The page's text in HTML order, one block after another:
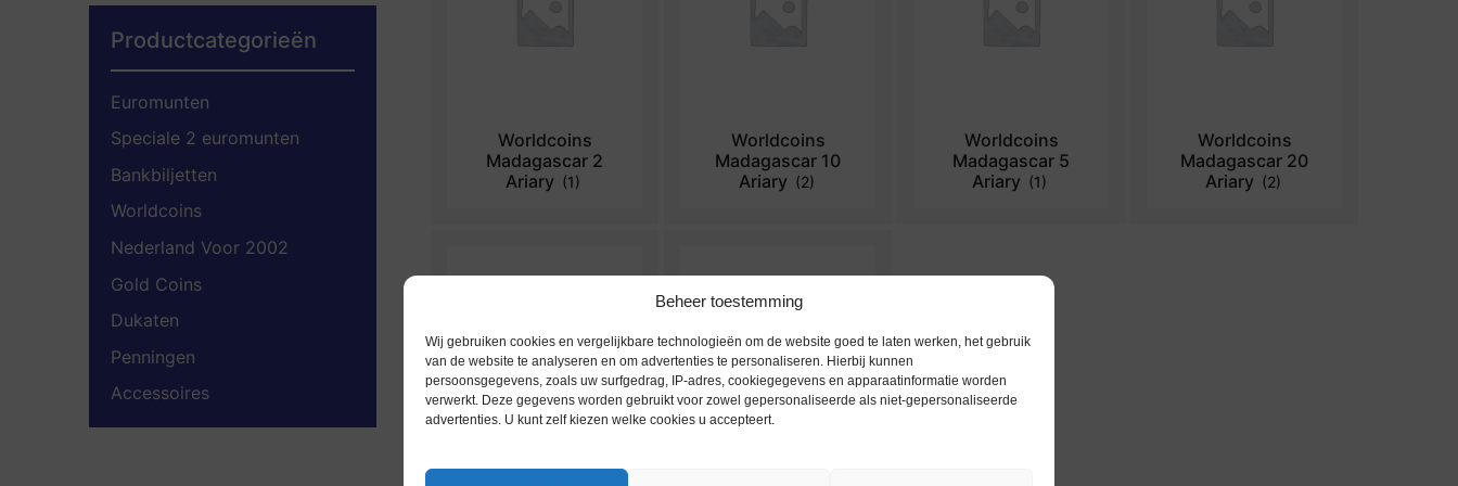
Beheer toestemming
Wij gebruiken cookies en vergelijkbare technologieën om de website goed te laten werken, het gebruik
van de website te analyseren en om advertenties te personaliseren. Hierbij kunnen
persoonsgegevens, zoals uw surfgedrag, IP-adres, cookiegegevens en apparaatinformatie worden
verwerkt. Deze gegevens worden gebruikt voor zowel gepersonaliseerde als niet-gepersonaliseerde
advertenties. U kunt zelf kiezen welke cookies u accepteert.
Worldcoins
Madagascar 2
Ariary (1)
Worldcoins
Madagascar 10
Ariary (2)
Worldcoins
Madagascar 5
Ariary (1)
Worldcoins
Madagascar 20
Ariary (2)
Productcategorieën
Euromunten
Speciale 2 euromunten
Bankbiljetten
Worldcoins
Nederland Voor 2002
Gold Coins
Dukaten
Penningen
Accessoires